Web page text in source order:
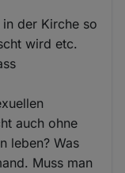
der Kirche so
wird etc.
auch ohne
leben? Was
Muss man